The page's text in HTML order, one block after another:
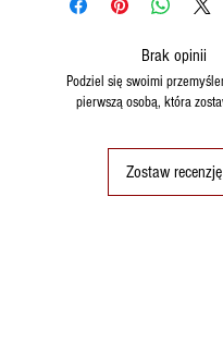
Brak opinii
Podziel się swoimi
pierwszą osobą, która
Zostaw recenzję